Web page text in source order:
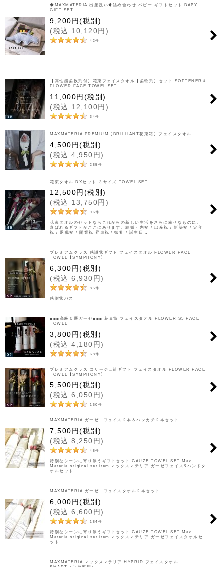
◆MAXMATERIA 出産祝い◆詰め合わせ ベビー ギフトセット BABY
GIFT SET
9,200円(税別)
(税込 10,120円 )
42件
…
【高性能柔軟剤付】花束フェイスタオル【柔軟剤】セット SOFTENER＆
FLOWER FACE TOWEL SET
11,000円 (税別)
(税込 12,100円 )
34件
MAXMATERIA PREMIUM【BRILLIANT花束箱】フェイスタオル
4,500円(税別)
(税込 4,950 円)
285 件
花束タオル DXセット ３サイズ TOWEL SET
12,500円 (税別)
(税込 13,750円 )
96件
花束タオルのセットならこれからの新しい生活をさらに幸せなものに。
喜ばれるギフトがここにあります。結婚・内祝 / 出産祝 / 新築祝 / 定年
祝 / 退職祝 / 開業祝 昇進祝 / 御礼 / 誕生日…
プレミアムクラス 感謝状ギフト フェイスタオル FLOWER FACE
TOWEL【SYMPHONY】
6,300円(税別)
(税込 6,930 円)
85件
感謝状バス
■■■高級５層ガーゼ■■■ 花束筒 フェイスタオル FLOWER S5 FACE
TOWEL
3,800円(税別)
(税込 4,180 円)
68件
プレミアムクラス コサージュ筒ギフト フェイスタオル FLOWER FACE
TOWEL【SYMPHONY】
5,500円(税別)
(税込 6,050 円)
160 件
MAXMATERIA ガーゼ フェイス２本＆ハンカチ２本セット
7,500円(税別)
(税込 8,250 円)
48件
特別なシーンに寄り添うギフトセット GAUZE TOWEL SET Max
Materia original set item マックスマテリア ガーゼフェイス&ハンドタ
オルセット …
MAXMATERIA ガーゼ フェイスタオル２本セット
6,000円(税別)
(税込 6,600 円)
184 件
特別なシーンに寄り添うギフトセット GAUZE TOWEL SET Max
Materia original set item マックスマテリア ガーゼフェイスタオルセ
ット …
MAXMATERIA マックスマテリア HYBRID フェイスタオル